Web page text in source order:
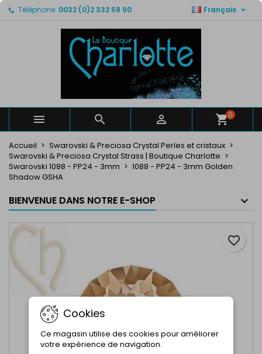
Téléphone: 0032 (0)2 332 58 90 Français 
   0
Accueil
Swarovski & Preciosa Crystal Perles et cristaux
Swarovski & Preciosa Crystal Strass | Boutique Charlotte
Swarovski 1088 - PP24 - 3mm
1088 - PP24 - 3mm Golden
Shadow GSHA
BIENVENUE DANS NOTRE E-SHOP
favorite_border
Mes listes de favorits ×
Créer un liste
Créer une liste d'envies ×
Nom de la liste d'envies
Annuler Créer une liste d'envies
Connexion ×
Vous devez être connecté pour ajouter des produits
à votre liste d'envies.
Annuler Connexion
Cookies
Ce magasin utilise des cookies pour améliorer
votre expérience de navigation.